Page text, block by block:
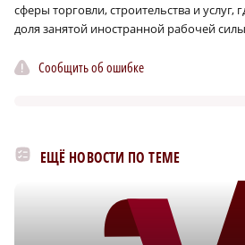
сферы торговли, строительства и услуг,
доля занятой иностранной рабочей
Сообщить об ошибке
ЕЩЁ НОВОСТИ ПО ТЕМЕ